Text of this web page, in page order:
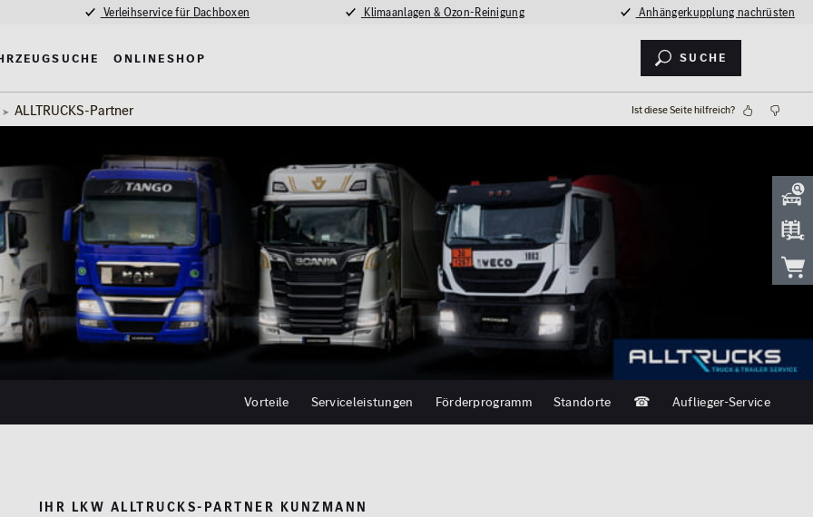
Verleihservice für Dachboxen Klimaanlagen & Ozon-Reinigung Anhängerkupplung nachrüsten
Onlineshop Suche
ALLTRUCKS-Partner Ist diese Seite hilfreich?
Vorteile Serviceleistungen Förderprogramm Standorte ☎ Auflieger-Service
IHR LKW ALLTRUCKS-PARTNER KUNZMANN